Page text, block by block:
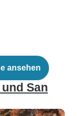
ansehen
San